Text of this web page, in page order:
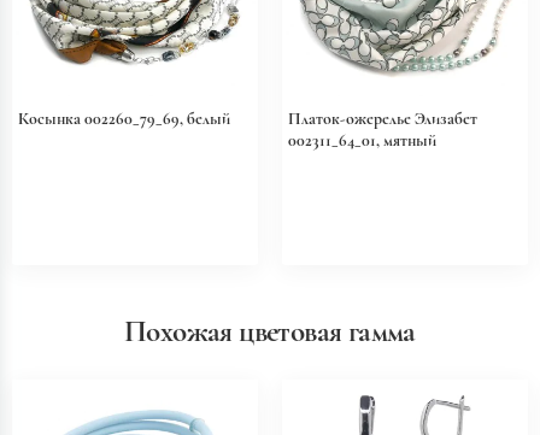
Косынка 002260_79_69, белый
Платок-ожерелье Элизабет
002311_64_01, мятный
Похожая цветовая гамма